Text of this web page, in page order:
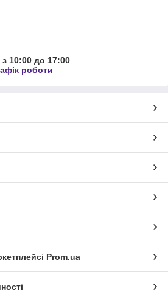
10:00 до 17:00
роботи
Prom.ua